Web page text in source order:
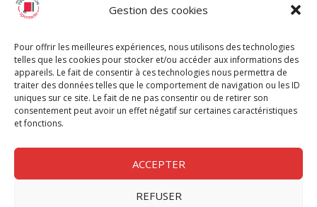
Gestion des cookies
Pour offrir les meilleures expériences, nous utilisons des technologies
telles que les cookies pour stocker et/ou accéder aux informations des
appareils. Le fait de consentir à ces technologies nous permettra de
traiter des données telles que le comportement de navigation ou les ID
uniques sur ce site. Le fait de ne pas consentir ou de retirer son
consentement peut avoir un effet négatif sur certaines caractéristiques
et fonctions.
ACCEPTER
REFUSER
Chèque Intermittents
Chèque Compta
Chèque Emploi Spectacle
G-Pods
Profession Audio-visuel